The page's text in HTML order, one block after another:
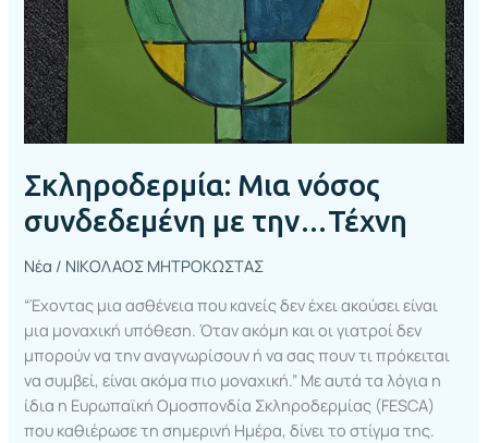
Σκληροδερμία: Μια νόσος
συνδεδεμένη με την…Τέχνη
Νέα / ΝΙΚΟΛΑΟΣ ΜΗΤΡΟΚΩΣΤΑΣ
“Έχοντας μια ασθένεια που κανείς δεν έχει ακούσει είναι
μια μοναχική υπόθεση. Όταν ακόμη και οι γιατροί δεν
μπορούν να την αναγνωρίσουν ή να σας πουν τι πρόκειται
να συμβεί, είναι ακόμα πιο μοναχική.” Με αυτά τα λόγια η
ίδια η Ευρωπαϊκή Ομοσπονδία Σκληροδερμίας (FESCA)
που καθιέρωσε τη σημερινή Ημέρα, δίνει το στίγμα της.